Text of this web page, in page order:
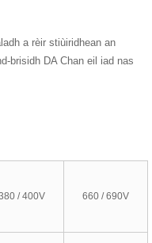
a rèir stiùiridhean an
brisidh DA Chan eil iad nas
/ 400V 660 / 690V